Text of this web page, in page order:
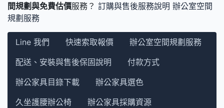
間規劃與免費估價服務？ 訂購與售後服務說明 辦公室空間
規劃服務
Line 我們 快速索取報價
辦公室空間規劃服務
配送、安裝與售後保固說明
付款方式
辦公家具目錄下載
辦公家具選色
久坐護腰辦公椅
辦公家具採購資源